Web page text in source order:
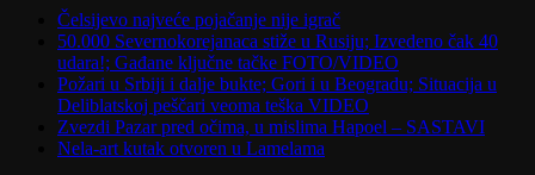
Čelsijevo najveće pojačanje nije igrač
50.000 Severnokorejanaca stiže u Rusiju; Izvedeno čak 40
udara!; Gađane ključne tačke FOTO/VIDEO
Požari u Srbiji i dalje bukte; Gori i u Beogradu; Situacija u
Deliblatskoj peščari veoma teška VIDEO
Zvezdi Pazar pred očima, u mislima Hapoel – SASTAVI
Nela-art kutak otvoren u Lamelama